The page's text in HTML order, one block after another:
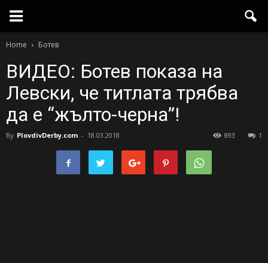
Home Ботев
ВИДЕО: Ботев показа на
Левски, че титлата трябва
да е “жълто-черна”!
By PlovdivDerby.com - 18.03.2018 1
893